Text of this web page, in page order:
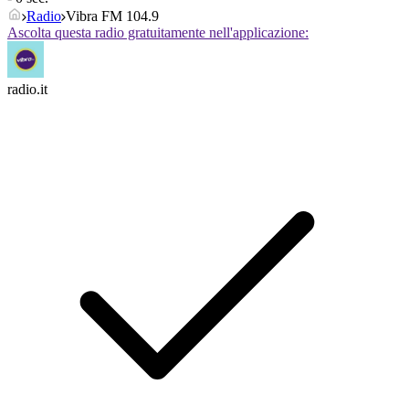
Radio Vibra FM 104.9
Ascolta questa radio gratuitamente nell'applicazione:
radio.it